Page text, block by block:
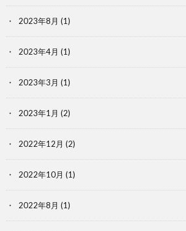
2023年8月 (1)
2023年4月 (1)
2023年3月 (1)
2023年1月 (2)
2022年12月 (2)
2022年10月 (1)
2022年8月 (1)